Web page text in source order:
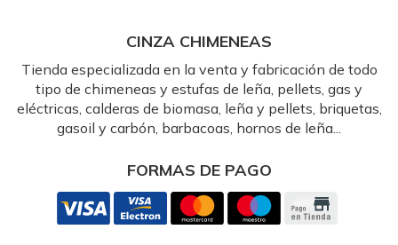
CINZA CHIMENEAS
Tienda especializada en la venta y fabricación de todo
tipo de chimeneas y estufas de leña, pellets, gas y
eléctricas, calderas de biomasa, leña y pellets, briquetas,
gasoil y carbón, barbacoas, hornos de leña...
FORMAS DE PAGO